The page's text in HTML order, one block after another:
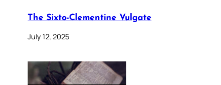
The Sixto-Clementine Vulgate
July 12, 2025